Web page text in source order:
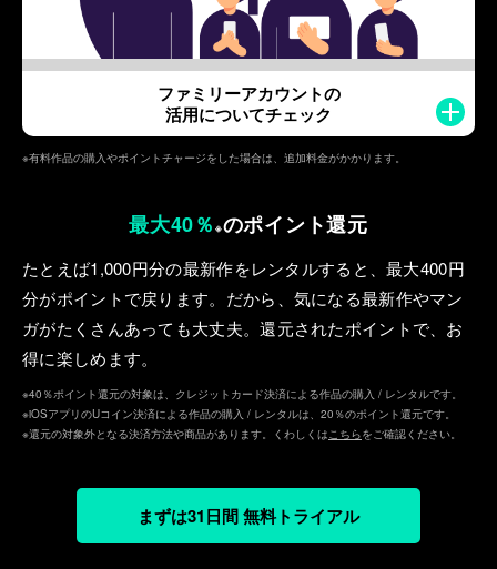
ファミリーアカウントの
活用についてチェック
※有料作品の購入やポイントチャージをした場合は、追加料金がかかります。
最大40％ ※のポイント還元
たとえば1,000円分の最新作をレンタルすると、最⼤400円
分がポイントで戻ります。だから、気になる最新作やマン
ガがたくさんあっても⼤丈夫。還元されたポイントで、お
得に楽しめます。
※40％ポイント還元の対象は、クレジットカード決済による作品の購入 / レンタルです。
※iOSアプリのUコイン決済による作品の購入 / レンタルは、20％のポイント還元です。
※還元の対象外となる決済方法や商品があります。くわしくはこちらをご確認ください。
まずは31日間 無料トライアル